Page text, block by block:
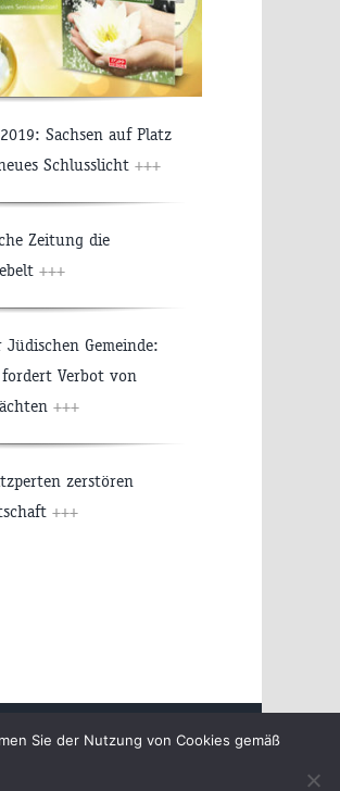
Sachsen auf Platz
Schlusslicht +++
Zeitung die
+++
Gemeinde:
fordert Verbot von
+++
zerstören
+++
Sie der Nutzung von Cookies gemäß